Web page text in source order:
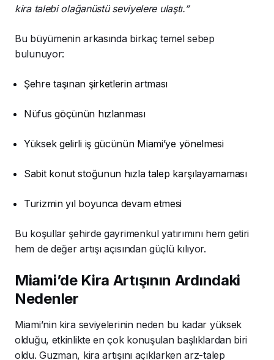
kira talebi olağanüstü seviyelere ulaştı.”
Bu büyümenin arkasında birkaç temel sebep
bulunuyor:
Şehre taşınan şirketlerin artması
Nüfus göçünün hızlanması
Yüksek gelirli iş gücünün Miami’ye yönelmesi
Sabit konut stoğunun hızla talep karşılayamaması
Turizmin yıl boyunca devam etmesi
Bu koşullar şehirde gayrimenkul yatırımını hem getiri
hem de değer artışı açısından güçlü kılıyor.
Miami’de Kira Artışının Ardındaki
Nedenler
Miami’nin kira seviyelerinin neden bu kadar yüksek
olduğu, etkinlikte en çok konuşulan başlıklardan biri
oldu. Guzman, kira artışını açıklarken arz-talep